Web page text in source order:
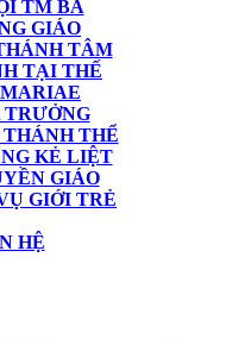
TM BA
GIÁO
TÂM
TẠI THẾ
THỂ
KẺ LIỆT
GIÁO
GIỚI TRẺ
HỆ